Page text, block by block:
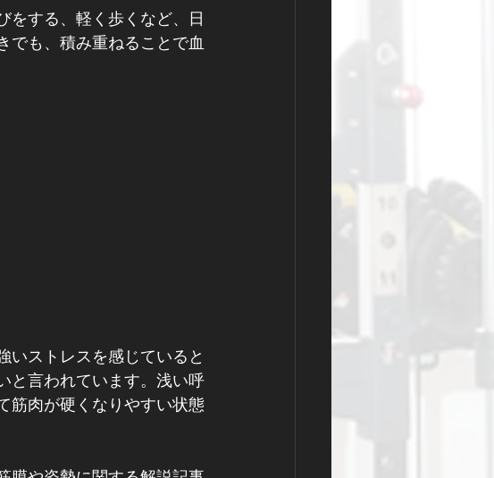
をする、軽く歩くなど、日
でも、積み重ねることで血
いストレスを感じていると
と言われています。浅い呼
筋肉が硬くなりやすい状態